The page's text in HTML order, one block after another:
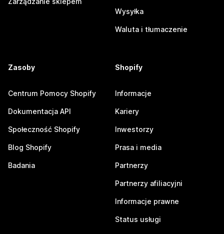
Wysyłka
Waluta i tłumaczenie
Zasoby
Centrum Pomocy Shopify
Dokumentacja API
Społeczność Shopify
Blog Shopify
Badania
Shopify
Informacje
Kariery
Inwestorzy
Prasa i media
Partnerzy
Partnerzy afiliacyjni
Informacje prawne
Status usługi